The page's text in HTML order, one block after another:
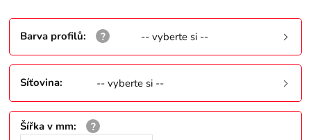
Barva profilů: -- vyberte si --
Síťovina: -- vyberte si --
Šířka v mm: